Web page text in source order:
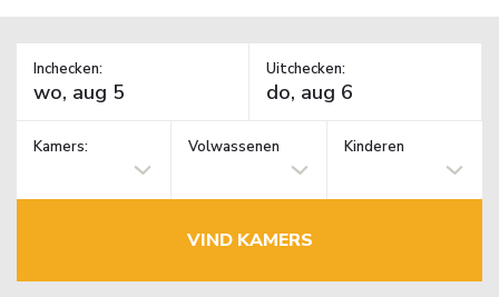
Inchecken: Uitchecken:
Kamers: Volwassenen Kinderen
VIND KAMERS